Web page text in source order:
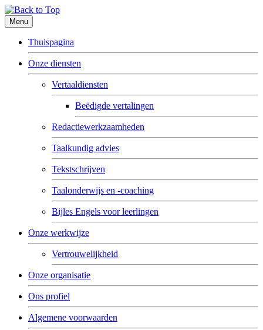
Menu
Thuispagina
Onze diensten
Vertaaldiensten
Beëdigde vertalingen
Redactiewerkzaamheden
Taalkundig advies
Tekstschrijven
Taalonderwijs en -coaching
Bijles Engels voor leerlingen
Onze werkwijze
Vertrouwelijkheid
Onze organisatie
Ons profiel
Algemene voorwaarden